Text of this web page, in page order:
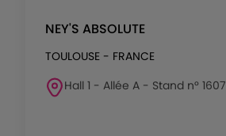
NEY'S ABSOLUTE
TOULOUSE - FRANCE
Hall 1 - Allée A - Stand n° 1607